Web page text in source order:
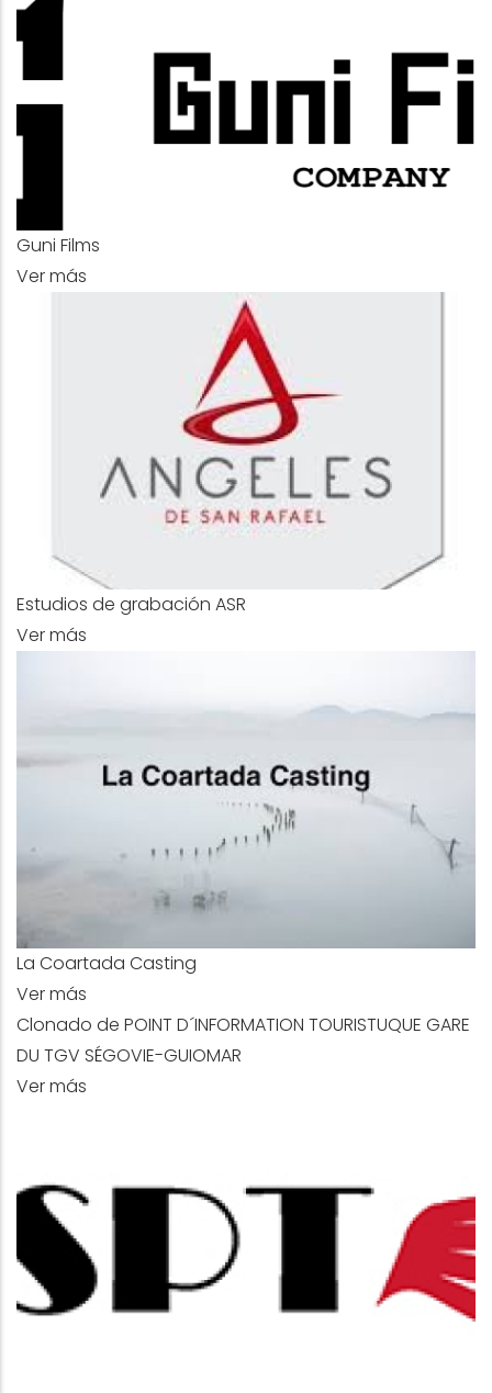
Guni Films
Ver más
Estudios de grabación ASR
Ver más
La Coartada Casting
Ver más
Clonado de POINT D´INFORMATION TOURISTUQUE GARE
DU TGV SÉGOVIE-GUIOMAR
Ver más